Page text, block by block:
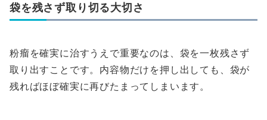
袋を残さず取り切る大切さ
粉瘤を確実に治すうえで重要なのは、袋を一枚残さず
取り出すことです。内容物だけを押し出しても、袋が
残ればほぼ確実に再びたまってしまいます。